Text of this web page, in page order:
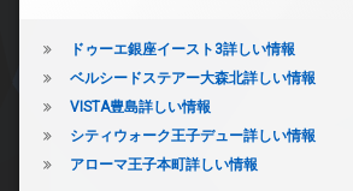
ドゥーエ銀座イースト3詳しい情報
ベルシードステアー大森北詳しい情報
VISTA豊島詳しい情報
シティウォーク王子デュー詳しい情報
アローマ王子本町詳しい情報